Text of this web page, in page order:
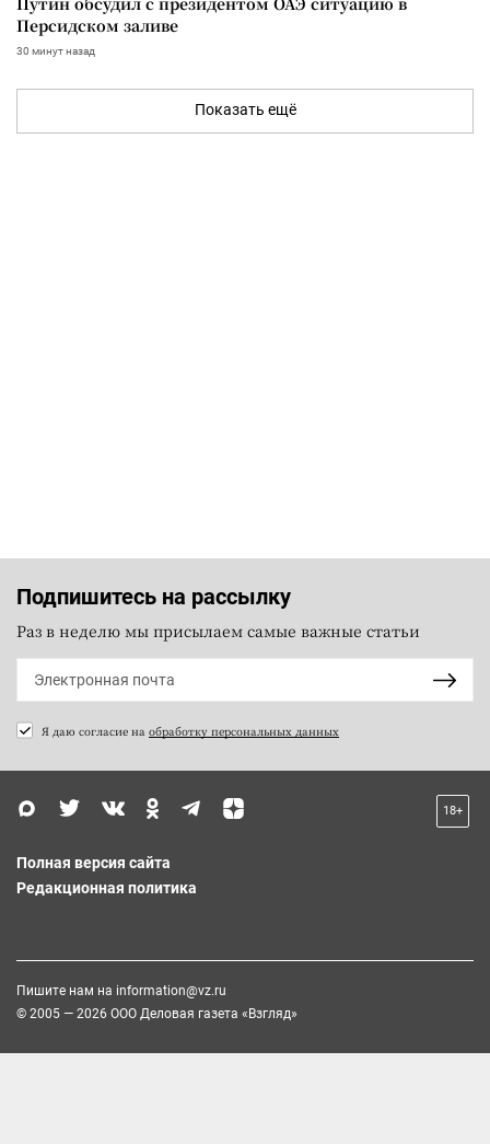
Персидском заливе
30 минут назад
Показать ещё
Подпишитесь на рассылку
Раз в неделю мы присылаем самые важные статьи
Я даю согласие на обработку персональных данных
18+
Полная версия сайта
Редакционная политика
Пишите нам на information@vz.ru
© 2005 — 2026 ООО Деловая газета «Взгляд»